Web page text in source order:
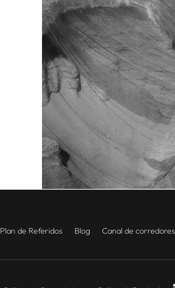
Plan de Referidos Blog Canal de corredores